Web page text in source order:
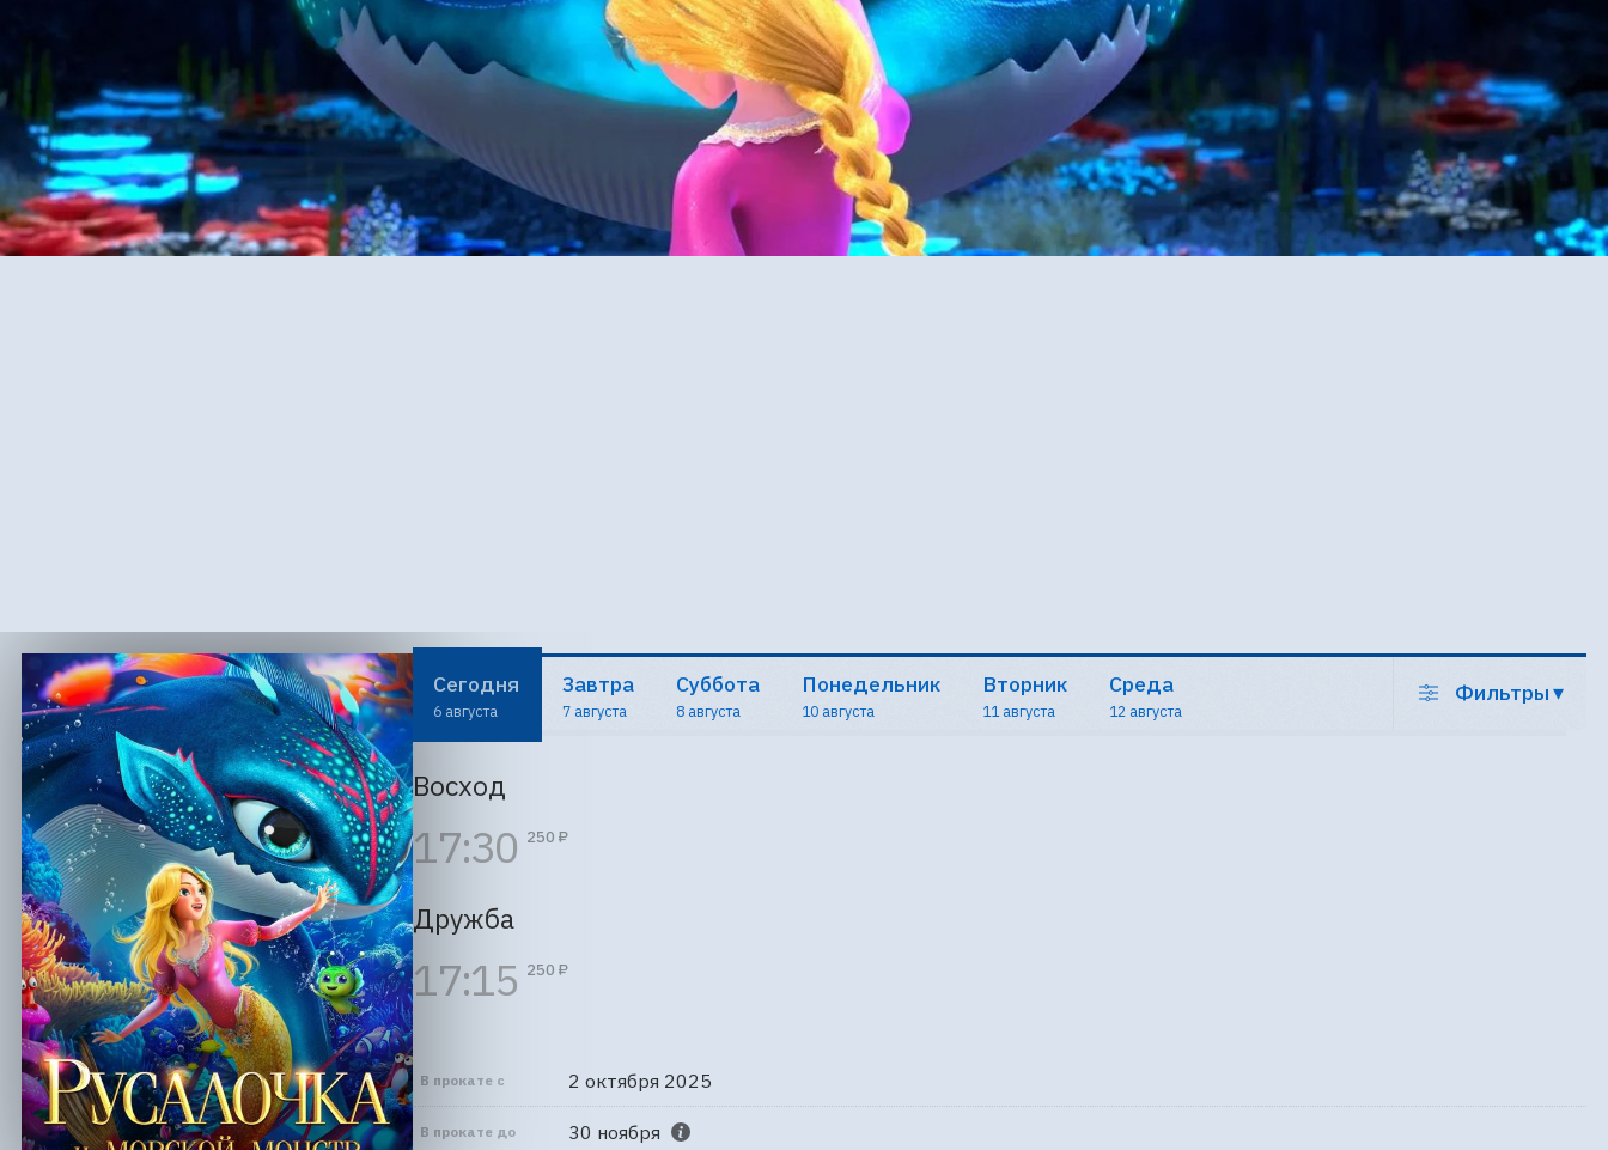
Сегодня
6 августа
Завтра
7 августа
Суббота
8 августа
Понедельник
10 августа
Вторник
11 августа
Среда
12 августа
Фильтры▾
Восход
17:30 250 ₽
Дружба
17:15 250 ₽
В прокате с 2 октября 2025
В прокате до 30 ноября